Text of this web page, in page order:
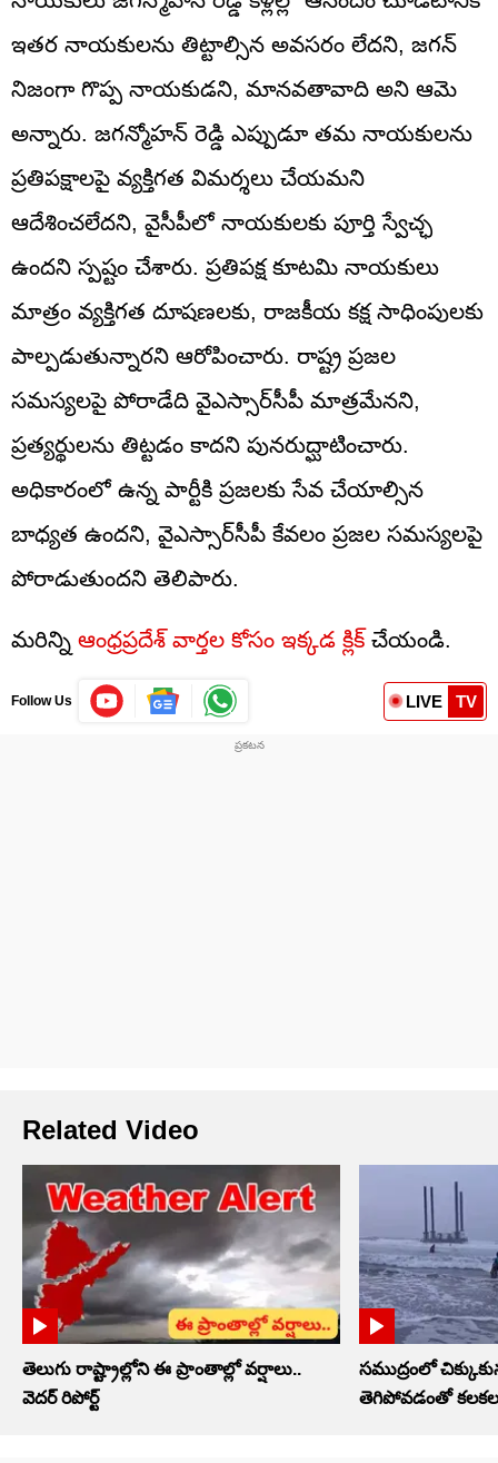
ఇతర నాయకులను తిట్టాల్సిన అవసరం లేదని, జగన్
నిజంగా గొప్ప నాయకుడని, మానవతావాది అని ఆమె
అన్నారు. జగన్మోహన్ రెడ్డి ఎప్పుడూ తమ నాయకులను
ప్రతిపక్షాలపై వ్యక్తిగత విమర్శలు చేయమని
ఆదేశించలేదని, వైసీపీలో నాయకులకు పూర్తి స్వేచ్ఛ
ఉందని స్పష్టం చేశారు. ప్రతిపక్ష కూటమి నాయకులు
మాత్రం వ్యక్తిగత దూషణలకు, రాజకీయ కక్ష సాధింపులకు
పాల్పడుతున్నారని ఆరోపించారు. రాష్ట్ర ప్రజల
సమస్యలపై పోరాడేది వైఎస్సార్‌సీపీ మాత్రమేనని,
ప్రత్యర్థులను తిట్టడం కాదని పునరుద్ఘాటించారు.
అధికారంలో ఉన్న పార్టీకి ప్రజలకు సేవ చేయాల్సిన
బాధ్యత ఉందని, వైఎస్సార్‌సీపీ కేవలం ప్రజల సమస్యలపై
పోరాడుతుందని తెలిపారు.
మరిన్ని ఆంధ్రప్రదేశ్ వార్తల కోసం ఇక్కడ క్లిక్ చేయండి.
Follow Us LIVE TV
Related Video
తెలుగు రాష్ట్రాల్లోని ఈ ప్రాంతాల్లో వర్షాలు..
వెదర్ రిపోర్ట్
సముద్రంలో
తెగిపోవడంతో